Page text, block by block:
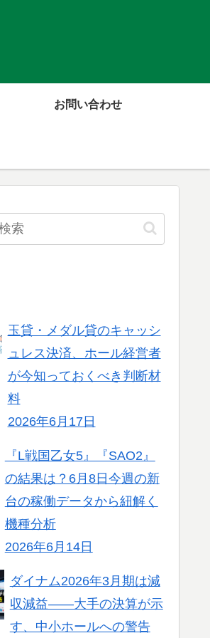
お問い合わせ
玉貸・メダル貸のキャッシ
ュレス決済、ホール経営者
が今知っておくべき判断材
料
2026年6月17日
『L戦国乙女5』『SAO2』
の結果は？6月8日今週の新
台の稼働データから紐解く
機種分析
2026年6月14日
ダイナム2026年3月期は減
収減益――大手の決算が示
す、中小ホールへの警告